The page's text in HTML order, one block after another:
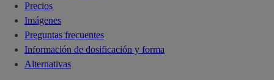
Precios
Imágenes
Preguntas frecuentes
Información de dosificación y forma
Alternativas